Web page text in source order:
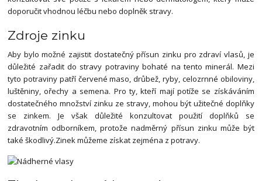
doporučit vhodnou léčbu nebo doplněk stravy.
Zdroje zinku
Aby bylo možné zajistit dostatečný přísun zinku pro zdraví vlasů, je
důležité zařadit do stravy potraviny bohaté na tento minerál. Mezi
tyto potraviny patří červené maso, drůbež, ryby, celozrnné obiloviny,
luštěniny, ořechy a semena. Pro ty, kteří mají potíže se získáváním
dostatečného množství zinku ze stravy, mohou být užitečné doplňky
se zinkem. Je však důležité konzultovat použití doplňků se
zdravotním odborníkem, protože nadměrný přísun zinku může být
také škodlivý.Zinek můžeme získat zejména z potravy.